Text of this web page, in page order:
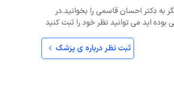
به دکتر احسان قاسمی را بخوانید.در
اید می توانید نظر خود را ثبت کنید
ثبت نظر درباره ی پزشک